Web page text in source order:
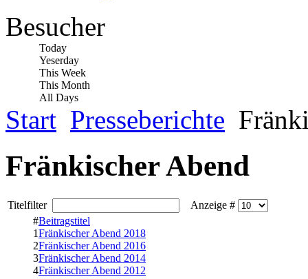
Besucher
Today
Yeserday
This Week
This Month
All Days
Start Presseberichte
Fränkischer Abend
Titelfilter
Anzeige #
#Beitragstitel
1Fränkischer Abend 2018
2Fränkischer Abend 2016
3Fränkischer Abend 2014
4Fränkischer Abend 2012